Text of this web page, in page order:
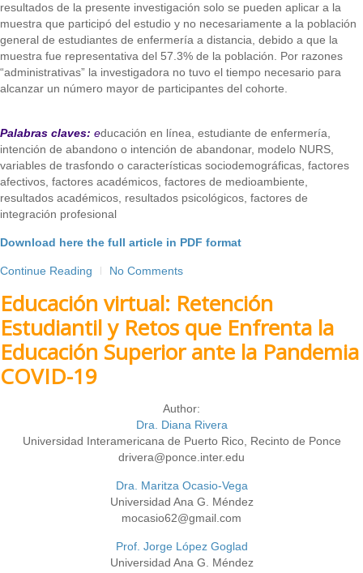
resultados de la presente investigación solo se pueden aplicar a la
muestra que participó del estudio y no necesariamente a la población
general de estudiantes de enfermería a distancia, debido a que la
muestra fue representativa del 57.3% de la población. Por razones
“administrativas” la investigadora no tuvo el tiempo necesario para
alcanzar un número mayor de participantes del cohorte.
Palabras claves: educación en línea, estudiante de enfermería,
intención de abandono o intención de abandonar, modelo NURS,
variables de trasfondo o características sociodemográficas, factores
afectivos, factores académicos, factores de medioambiente,
resultados académicos, resultados psicológicos, factores de
integración profesional
Download here the full article in PDF format
Continue Reading No Comments
Educación virtual: Retención
Estudiantil y Retos que Enfrenta la
Educación Superior ante la Pandemia
COVID-19
Author:
Dra. Diana Rivera
Universidad Interamericana de Puerto Rico, Recinto de Ponce
drivera@ponce.inter.edu
Dra. Maritza Ocasio-Vega
Universidad Ana G. Méndez
mocasio62@gmail.com
Prof. Jorge López Goglad
Universidad Ana G. Méndez